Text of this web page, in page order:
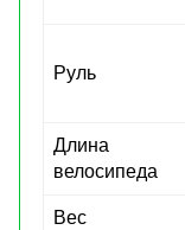
Руль
Длина
велосипеда
Вес